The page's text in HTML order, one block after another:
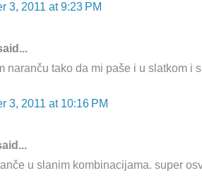
3, 2011 at 9:23 PM
naranču tako da mi paše i u slatkom i
3, 2011 at 10:16 PM
u slanim kombinacijama. super